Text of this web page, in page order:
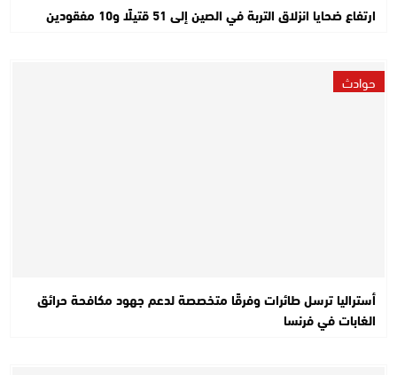
ارتفاع ضحايا انزلاق التربة في الصين إلى 51 قتيلًا و10 مفقودين
حوادث
أستراليا ترسل طائرات وفرقًا متخصصة لدعم جهود مكافحة حرائق
الغابات في فرنسا